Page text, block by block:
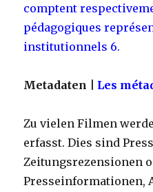
comptent
pédagogiques
institutionnels 6.
Metadaten | Les
Zu vielen Filmen
erfasst. Dies sind
Zeitungsrezensionen
Presseinformationen,